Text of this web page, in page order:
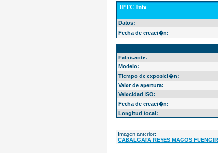
IPTC Info
Datos:
Fecha de creaci�n:
Fabricante:
Modelo:
Tiempo de exposici�n:
Valor de apertura:
Velocidad ISO:
Fecha de creaci�n:
Longitud focal:
Imagen anterior:
CABALGATA REYES MAGOS